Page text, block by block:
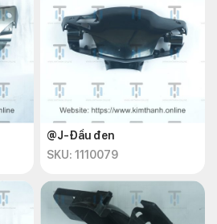
@J-Đầu đen
SKU: 1110079